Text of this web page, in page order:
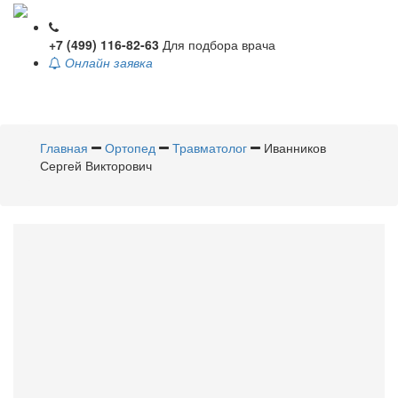
+7 (499) 116-82-63 Для подбора врача
Онлайн заявка
Главная
Ортопед Травматолог
Иванников
Сергей Викторович